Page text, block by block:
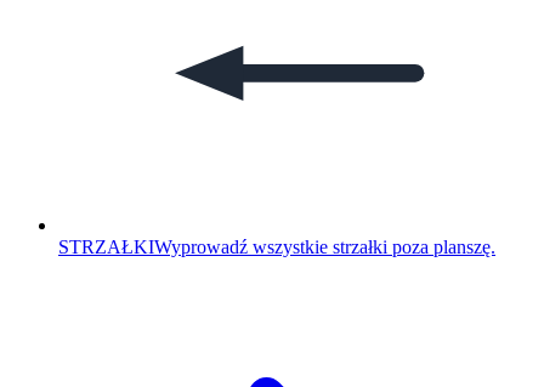
STRZAŁKIWyprowadź wszystkie strzałki poza planszę.